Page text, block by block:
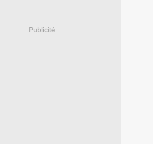
Publicité